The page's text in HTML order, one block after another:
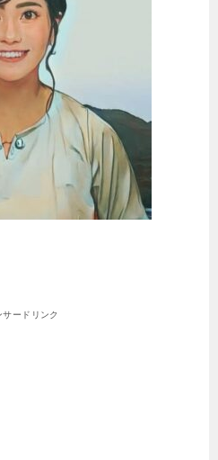
サードリンク